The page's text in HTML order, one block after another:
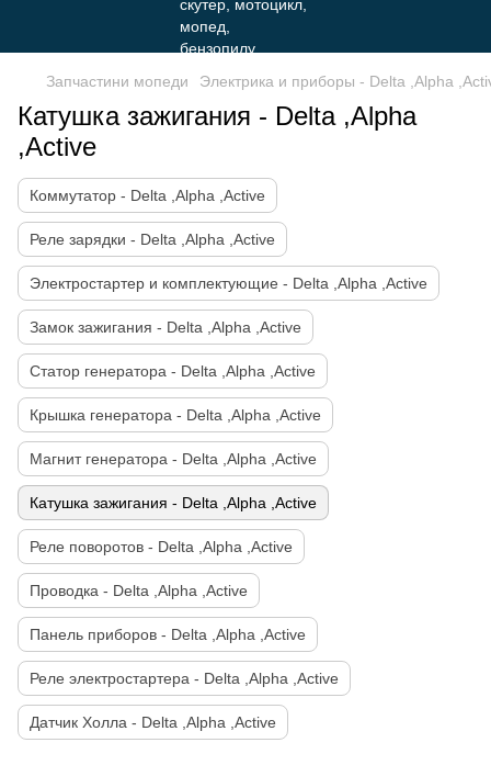
Запчастини мопеди Электрика и приборы - Delta ,Alpha
Катушка зажигания - Delta ,Alpha
,Active
Коммутатор - Delta ,Alpha ,Active
Реле зарядки - Delta ,Alpha ,Active
Электростартер и комплектующие - Delta ,Alpha ,Active
Замок зажигания - Delta ,Alpha ,Active
Статор генератора - Delta ,Alpha ,Active
Крышка генератора - Delta ,Alpha ,Active
Магнит генератора - Delta ,Alpha ,Active
Катушка зажигания - Delta ,Alpha ,Active
Реле поворотов - Delta ,Alpha ,Active
Проводка - Delta ,Alpha ,Active
Панель приборов - Delta ,Alpha ,Active
Реле электростартера - Delta ,Alpha ,Active
Датчик Холла - Delta ,Alpha ,Active